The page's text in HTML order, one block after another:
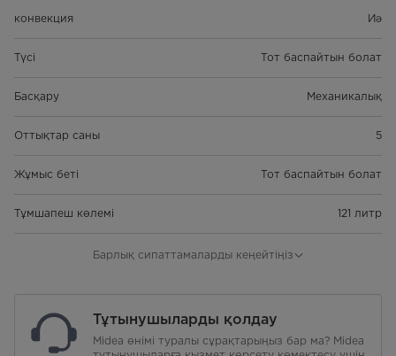
конвекция Иә
Түсі Тот баспайтын болат
Басқару Механикалық
Оттықтар саны 5
Жұмыс беті Тот баспайтын болат
Тұмшапеш көлемі 121 литр
Тор материалы
Тұмшапештегі газ бақылау
Барлық сипаттамаларды кеңейтіңіз
Тұтынушыларды қолдау
Midea өнімі туралы сұрақтарыңыз бар ма? Midea